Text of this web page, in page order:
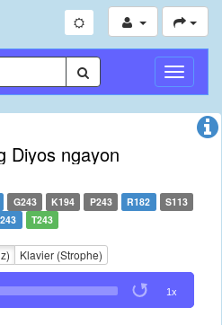
Diyos ngayon
G243 K194 P243 R182
S113
T243
Klavier (Strophe)
1x